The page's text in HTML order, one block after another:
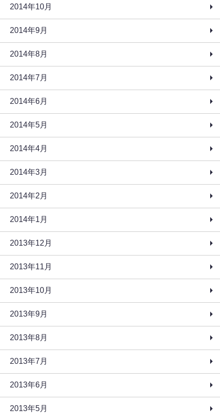
2014年10月
2014年9月
2014年8月
2014年7月
2014年6月
2014年5月
2014年4月
2014年3月
2014年2月
2014年1月
2013年12月
2013年11月
2013年10月
2013年9月
2013年8月
2013年7月
2013年6月
2013年5月